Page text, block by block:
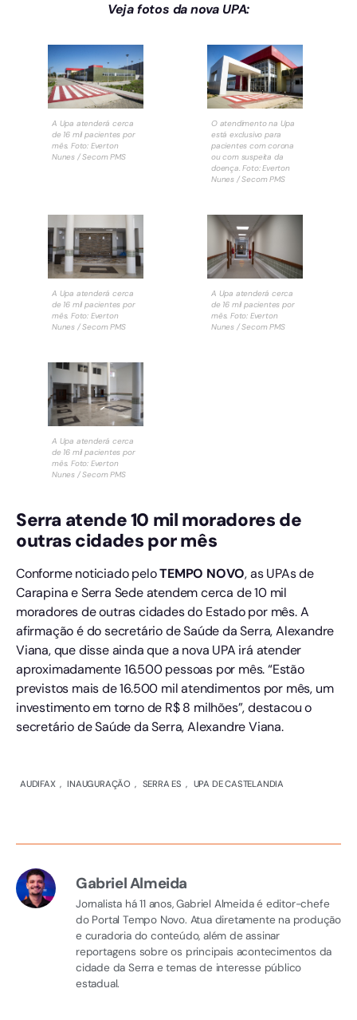
Veja fotos da nova UPA:
A Upa atenderá cerca
de 16 mil pacientes por
mês. Foto: Everton
Nunes / Secom PMS
O atendimento na Upa
está exclusivo para
pacientes com corona
ou com suspeita da
doença. Foto: Everton
Nunes / Secom PMS
A Upa atenderá cerca
de 16 mil pacientes por
mês. Foto: Everton
Nunes / Secom PMS
A Upa atenderá cerca
de 16 mil pacientes por
mês. Foto: Everton
Nunes / Secom PMS
A Upa atenderá cerca
de 16 mil pacientes por
mês. Foto: Everton
Nunes / Secom PMS
Serra atende 10 mil moradores de
outras cidades por mês
Conforme noticiado peloTEMPO NOVO, as UPAs de
Carapina e Serra Sede atendem cerca de 10 mil
moradores de outras cidades do Estado por mês. A
afirmação é do secretário de Saúde da Serra, Alexandre
Viana, que disse ainda que a nova UPA irá atender
aproximadamente 16.500 pessoas por mês. “Estão
previstos mais de 16.500 mil atendimentos por mês, um
investimento em torno de R$ 8 milhões”, destacou o
secretário de Saúde da Serra, Alexandre Viana.
AUDIFAX , INAUGURAÇÃO , SERRA ES , UPA DE CASTELANDIA
Gabriel Almeida
Jornalista há 11 anos, Gabriel Almeida é editor-chefe
do Portal Tempo Novo. Atua diretamente na produção
e curadoria do conteúdo, além de assinar
reportagens sobre os principais acontecimentos da
cidade da Serra e temas de interesse público
estadual.